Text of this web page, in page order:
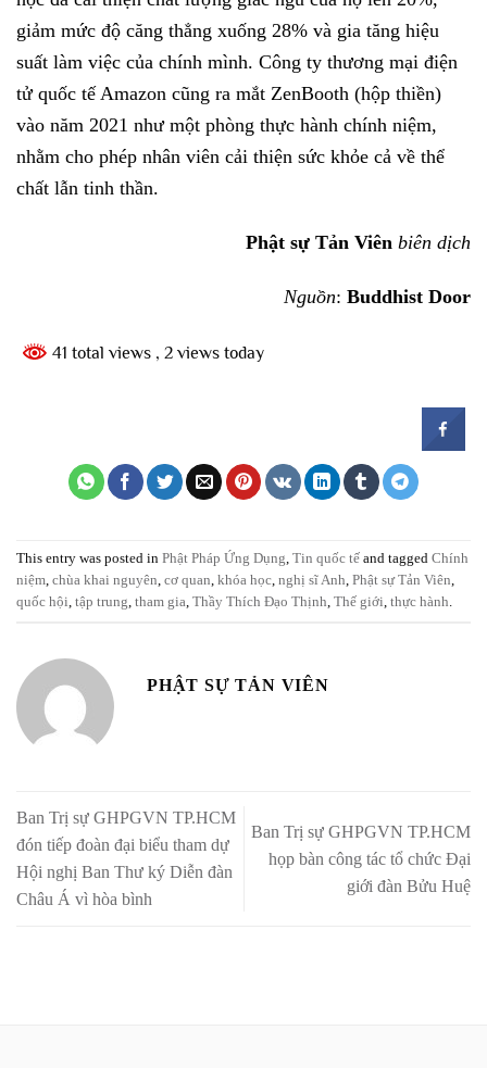
giảm mức độ căng thẳng xuống 28% và gia tăng hiệu
suất làm việc của chính mình. Công ty thương mại điện
tử quốc tế Amazon cũng ra mắt ZenBooth (hộp thiền)
vào năm 2021 như một phòng thực hành chính niệm,
nhằm cho phép nhân viên cải thiện sức khỏe cả về thể
chất lẫn tinh thần.
Phật sự Tản Viên biên dịch
Nguồn: Buddhist Door
41 total views , 2 views today
This entry was posted in Phật Pháp Ứng Dụng, Tin quốc tế and tagged Chính
niệm, chùa khai nguyên, cơ quan, khóa học, nghị sĩ Anh, Phật sự Tản Viên,
quốc hội, tập trung, tham gia, Thầy Thích Đạo Thịnh, Thế giới, thực hành.
PHẬT SỰ TẢN VIÊN
Ban Trị sự GHPGVN TP.HCM
đón tiếp đoàn đại biểu tham dự
Hội nghị Ban Thư ký Diễn đàn
Châu Á vì hòa bình
Ban Trị sự GHPGVN TP.HCM
họp bàn công tác tổ chức Đại
giới đàn Bửu Huệ